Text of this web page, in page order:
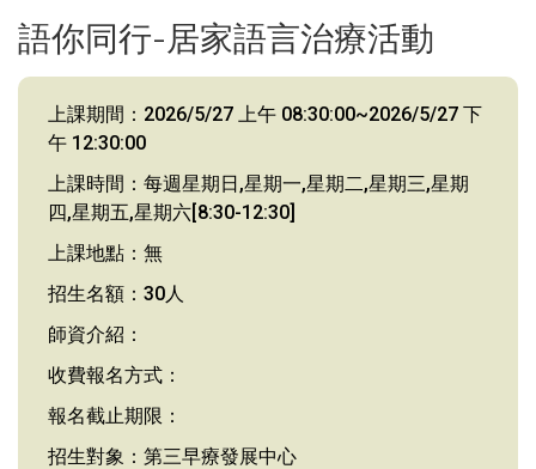
語你同行-居家語言治療活動
上課期間：2026/5/27 上午 08:30:00~2026/5/27 下
午 12:30:00
上課時間：每週星期日,星期一,星期二,星期三,星期
四,星期五,星期六[8:30-12:30]
上課地點：無
招生名額：30人
師資介紹：
收費報名方式：
報名截止期限：
招生對象：第三早療發展中心